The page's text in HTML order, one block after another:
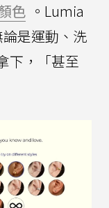
色 。Lumia
是運動、洗
下，「甚至